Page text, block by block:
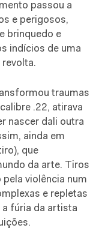
passou a
e perigosos,
brinquedo e
indícios de uma
traumas
.22, atirava
nascer dali outra
ainda em
que
da arte. Tiros
violência num
e repletas
fúria da artista